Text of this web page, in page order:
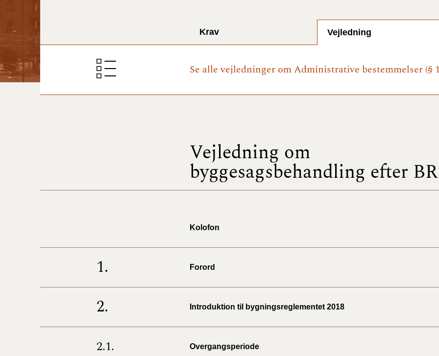
BR18
2022)
BR18
Krav Vejledning
Se alle vejledninger om Administrative bestemmelser (§
Vejledning om
byggesagsbehandling efter
Kolofon
1. Forord
2. Introduktion til bygningsreglementet 2018
2.1. Overgangsperiode